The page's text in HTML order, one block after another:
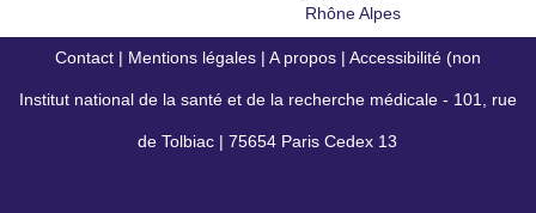
Rhône Alpes
Contact | Mentions légales | A propos | Accessibilité (non
conforme)
Institut national de la santé et de la recherche médicale - 101, rue
de Tolbiac | 75654 Paris Cedex 13